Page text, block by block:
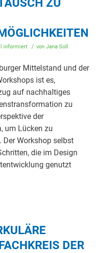
informiert / von Jana Soll
Mittelstand und der
ist es,
auf nachhaltiges
zu
der
um Lücken zu
Workshop selbst
die im Design
genutzt
DER